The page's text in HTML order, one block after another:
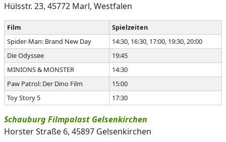
Hülsstr. 23, 45772 Marl, Westfalen
Film
Spielzeiten
Spider-Man: Brand New Day
14:30, 16:30, 17:00, 19:30, 20:00
Die Odyssee
19:45
MINIONS & MONSTER
14:30
Paw Patrol: Der Dino Film
15:00
Toy Story 5
17:30
Schauburg Filmpalast Gelsenkirchen
Horster Straße 6, 45897 Gelsenkirchen